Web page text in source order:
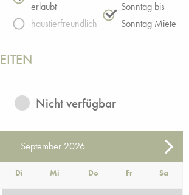
erlaubt
haustierfreundlich
Sonntag bis
Sonntag Miete
Nicht verfügbar
September 2026
Di Mi Do Fr Sa